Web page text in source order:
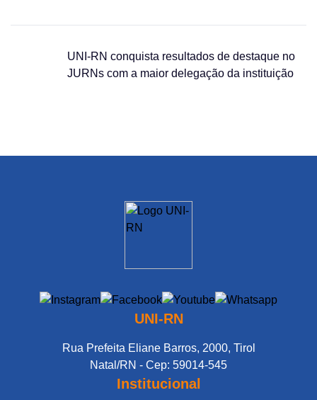
UNI-RN conquista resultados de destaque no
JURNs com a maior delegação da instituição
UNI-RN
Rua Prefeita Eliane Barros, 2000, Tirol
Natal/RN - Cep: 59014-545
Institucional